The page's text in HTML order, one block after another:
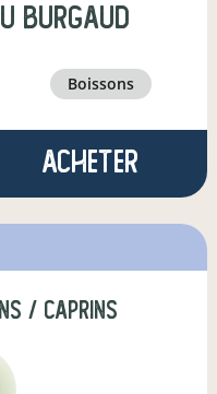
burgaud
boissons
Acheter
/ caprins